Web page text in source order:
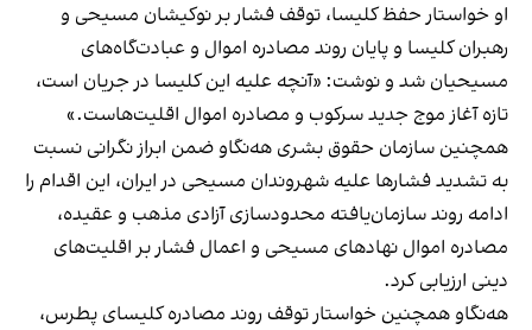
او خواستار حفظ کلیسا، توقف فشار بر نوکیشان مسیحی و
رهبران کلیسا و پایان روند مصادره‌ اموال و عبادت‌گاه‌های
مسیحیان شد و نوشت: «آنچه علیه این کلیسا در جریان است،
تازه آغاز موج جدید سرکوب و مصادره اموال اقلیت‌هاست.»
همچنین سازمان حقوق بشری هه‌نگاو ضمن ابراز نگرانی نسبت
به تشدید فشارها علیه شهروندان مسیحی در ایران، این اقدام را
ادامه روند سازمان‌یافته محدودسازی آزادی مذهب و عقیده،
مصادره اموال نهادهای مسیحی و اعمال فشار بر اقلیت‌های
دینی ارزیابی کرد.
هه‌نگاو همچنین خواستار توقف روند مصادره کلیسای پطرس،